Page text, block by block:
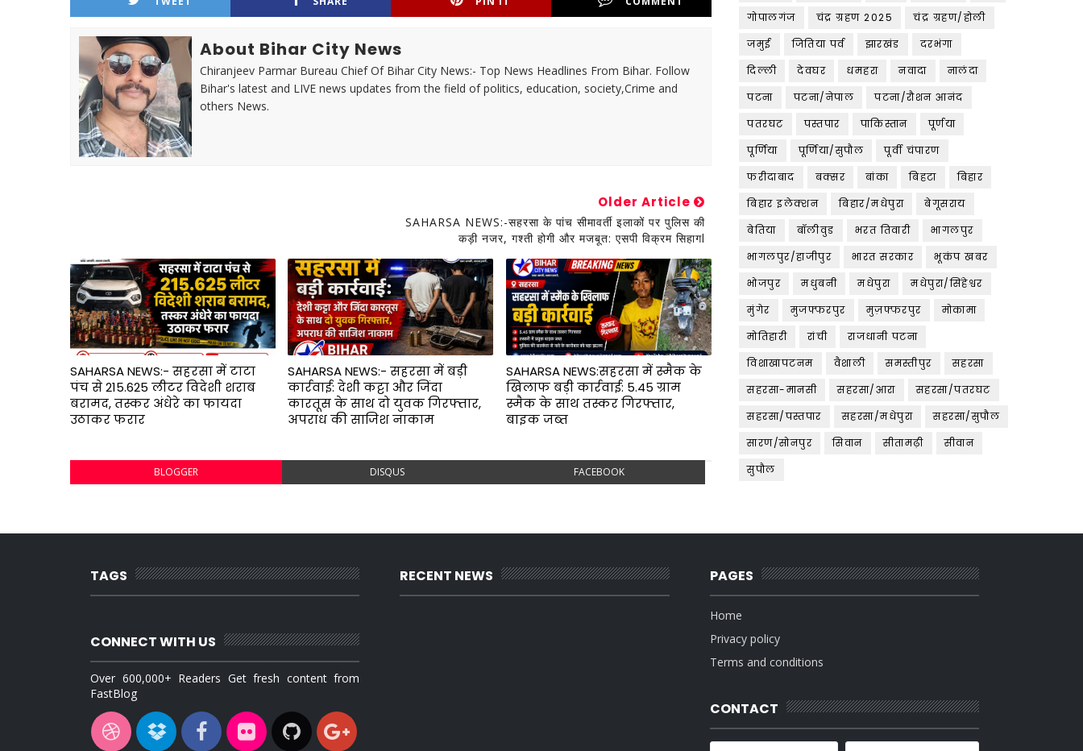
About Bihar City News
Chiranjeev Parmar Bureau Chief Of Bihar City News:- Top News Headlines From Bihar. Follow
Bihar's latest and LIVE news updates from the field of politics, education, society,Crime and
others News.
Older Article
SAHARSA NEWS:-सहरसा के पांच सीमावर्ती इलाकों पर पुलिस की
कड़ी नजर, गश्ती होगी और मजबूत: एसपी विक्रम सिहागl
SAHARSA NEWS:- सहरसा में टाटा
पंच से 215.625 लीटर विदेशी शराब
बरामद, तस्कर अंधेरे का फायदा
उठाकर फरार
SAHARSA NEWS:- सहरसा में बड़ी
कार्रवाई: देशी कट्टा और जिंदा
कारतूस के साथ दो युवक गिरफ्तार,
अपराध की साजिश नाकाम
SAHARSA NEWS:सहरसा में स्मैक के
खिलाफ बड़ी कार्रवाई: 5.45 ग्राम
स्मैक के साथ तस्कर गिरफ्तार,
बाइक जब्त
BLOGGER DISQUS FACEBOOK
गोपालगंज
चंद्र ग्रहण 2025
चंद्र ग्रहण/होली
जमुई
जितिया पर्व झारखंड
दरभंगा
दिल्ली
देवघर धमहरा नवादा
नालंदा
पटना
पटना/नेपाल
पटना/रौशन आनंद
पतरघट
पस्तपार पाकिस्तान
पूर्णया
पूर्णिया
पूर्णिया/सुपौल
पूर्वी चंपारण
फरीदाबाद
बक्सर बांका बिहटा
बिहार
बिहार इलेक्शन
बिहार/मधेपुरा
बेगूसराय
बेतिया
बॉलीवुड भरत तिवारी
भागलपुर
भागलपुर/हाजीपुर
भारत सरकार
भूकंप खबर
भोजपुर
मधुबनी मधेपुरा
मधेपुरा/सिंहेश्वर
मुंगेर
मुजफ्फरपुर मुज़फ्फरपुर
मोकामा
मोतिहारी
रांची
राजधानी पटना
विशाखापटनम
वैशाली समस्तीपुर
सहरसा
सहरसा-मानसी
सहरसा/आरा
सहरसा/पतरघट
सहरसा/पस्तपार
सहरसा/मधेपुरा
सहरसा/सुपौल
सारण/सोनपुर
सिवान सीतामढ़ी
सीवान
सुपौल
TAGS
CONNECT WITH US
Over 600,000+ Readers Get fresh content from
FastBlog
RECENT NEWS PAGES
Home
Privacy policy
Terms and conditions
CONTACT